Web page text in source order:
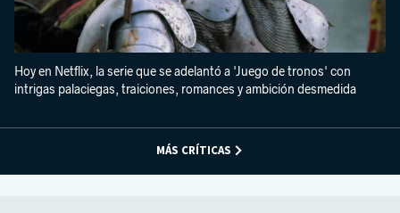
Hoy en Netflix, la serie que se adelantó a 'Juego de tronos' con
intrigas palaciegas, traiciones, romances y ambición desmedida
MÁS CRÍTICAS